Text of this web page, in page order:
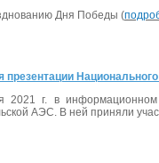
Дня Победы (
2021 г. в информационном
АЭС. В ней приняли